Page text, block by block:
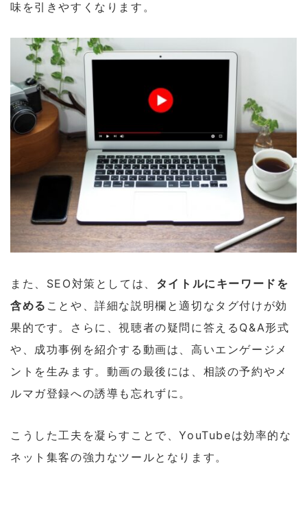
味を引きやすくなります。
また、SEO対策としては、 タイトルにキーワードを
含める ことや、詳細な説明欄と適切なタグ付けが効
果的です。さらに、視聴者の疑問に答えるQ&A形式
や、成功事例を紹介する動画は、高いエンゲージメ
ントを生みます。動画の最後には、相談の予約やメ
ルマガ登録への誘導も忘れずに。
こうした工夫を凝らすことで、YouTubeは効率的な
ネット集客の強力なツールとなります。